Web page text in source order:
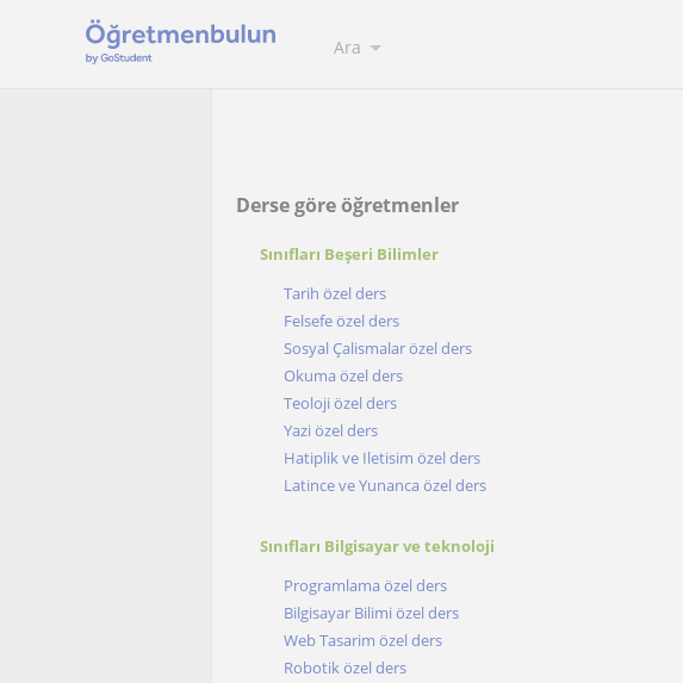
Ara
Derse göre öğretmenler
Sınıfları Beşeri Bilimler
Tarih özel ders
Felsefe özel ders
Sosyal Çalismalar özel ders
Okuma özel ders
Teoloji özel ders
Yazi özel ders
Hatiplik ve Iletisim özel ders
Latince ve Yunanca özel ders
Sınıfları Bilgisayar ve teknoloji
Programlama özel ders
Bilgisayar Bilimi özel ders
Web Tasarim özel ders
Robotik özel ders